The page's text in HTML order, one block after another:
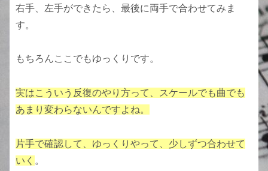
右手、左手ができたら、最後に両手で合わせてみま
す。
もちろんここでもゆっくりです。
実はこういう反復のやり方って、スケールでも曲でも
あまり変わらないんですよね。
片手で確認して、ゆっくりやって、少しずつ合わせて
いく 。